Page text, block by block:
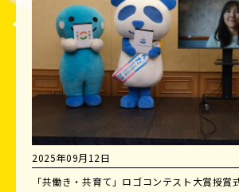
2025年09月12日
「共働き・共育て」ロゴコンテスト大賞授賞